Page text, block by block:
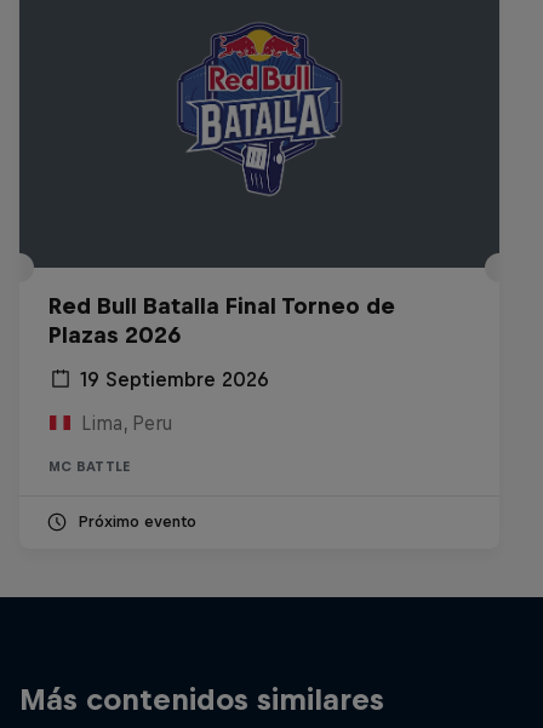
Red Bull Batalla Final Torneo de
Plazas 2026
19 Septiembre 2026
Lima, Peru
MC BATTLE
Próximo evento
Más contenidos similares